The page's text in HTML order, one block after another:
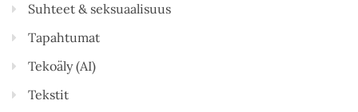
Suhteet & seksuaalisuus
Tapahtumat
Tekoäly (AI)
Tekstit